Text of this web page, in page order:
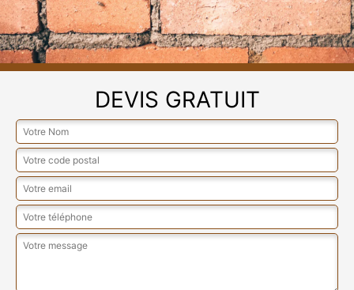
DEVIS GRATUIT